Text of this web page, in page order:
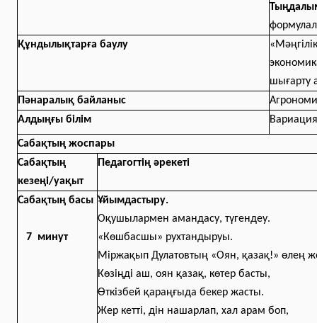
Құндылықтарға баулу
шығарту
Пәнаралық байланыс
Алдыңғы білім
Сабақтың жоспары
Сабақтың
кезеңі/уақыт
Педагогтің әрекеті
Сабақтың басы
7 минут
Ұйымдастыру.
Оқушылармен амандасу, түгендеу.
«Көшбасшы» рухтандыруы.
Міржақып Дулатовтың «Оян, қазақ!» өлең
Көзіңді аш, оян қазақ, көтер басты,
Өткізбей қараңғыда бекер жасты.
Жер кетті, дін нашарлап, хал арам боп,